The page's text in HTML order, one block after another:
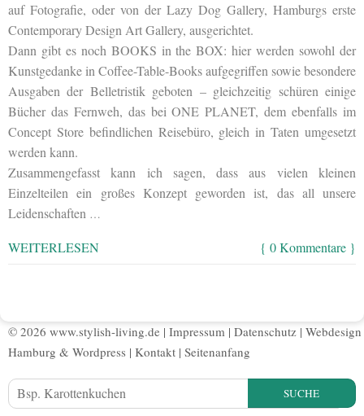
auf Fotografie, oder von der Lazy Dog Gallery, Hamburgs erste
Contemporary Design Art Gallery, ausgerichtet.
Dann gibt es noch BOOKS in the BOX: hier werden sowohl der
Kunstgedanke in Coffee-Table-Books aufgegriffen sowie besondere
Ausgaben der Belletristik geboten – gleichzeitig schüren einige
Bücher das Fernweh, das bei ONE PLANET, dem ebenfalls im
Concept Store befindlichen Reisebüro, gleich in Taten umgesetzt
werden kann.
Zusammengefasst kann ich sagen, dass aus vielen kleinen
Einzelteilen ein großes Konzept geworden ist, das all unsere
Leidenschaften …
WEITERLESEN { 0 Kommentare }
© 2026 www.stylish-living.de | Impressum | Datenschutz | Webdesign
Hamburg & Wordpress | Kontakt | Seitenanfang
SUCHE